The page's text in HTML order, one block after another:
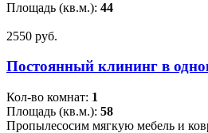
Площадь (кв.м.): 44
2550 pуб.
Постоянный клининг в
Кол-во комнат: 1
Площадь (кв.м.): 58
Пропылесосим мягкую мебель и